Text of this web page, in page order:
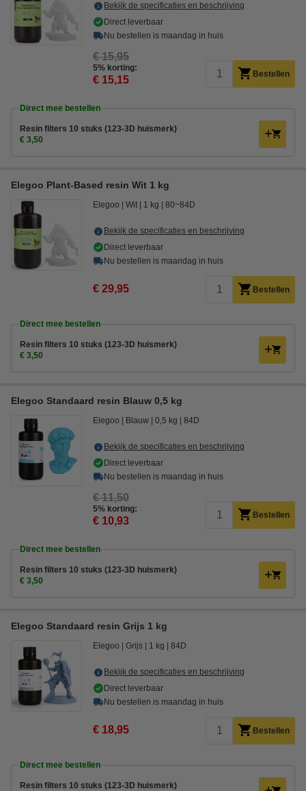
Bekijk de specificaties en beschrijving
Direct leverbaar
Nu bestellen is maandag in huis
€ 15,95
5% korting:
€ 15,15 Bestellen
Direct mee bestellen
Resin filters 10 stuks (123-3D huismerk)
€ 3,50
Elegoo Plant-Based resin Wit 1 kg
Elegoo Wit 1 kg 80~84D
Bekijk de specificaties en beschrijving
Direct leverbaar
Nu bestellen is maandag in huis
€ 29,95 Bestellen
Direct mee bestellen
Resin filters 10 stuks (123-3D huismerk)
€ 3,50
Elegoo Standaard resin Blauw 0,5 kg
Elegoo Blauw 0,5 kg 84D
Bekijk de specificaties en beschrijving
Direct leverbaar
Nu bestellen is maandag in huis
€ 11,50
5% korting:
€ 10,93 Bestellen
Direct mee bestellen
Resin filters 10 stuks (123-3D huismerk)
€ 3,50
Elegoo Standaard resin Grijs 1 kg
Elegoo Grijs 1 kg 84D
Bekijk de specificaties en beschrijving
Direct leverbaar
Nu bestellen is maandag in huis
€ 18,95 Bestellen
Direct mee bestellen
Resin filters 10 stuks (123-3D huismerk)